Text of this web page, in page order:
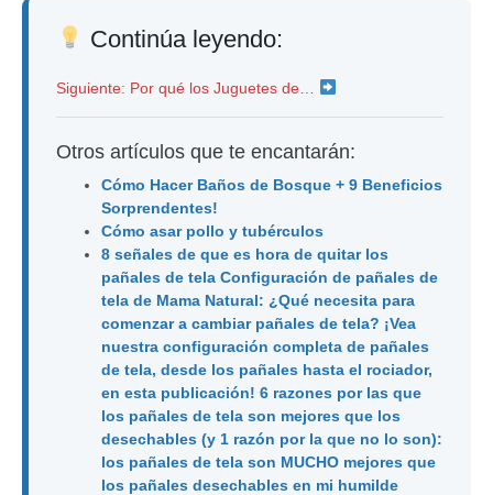
Continúa leyendo:
Siguiente: Por qué los Juguetes de…
Otros artículos que te encantarán:
Cómo Hacer Baños de Bosque + 9 Beneficios
Sorprendentes!
Cómo asar pollo y tubérculos
8 señales de que es hora de quitar los
pañales de tela Configuración de pañales de
tela de Mama Natural: ¿Qué necesita para
comenzar a cambiar pañales de tela? ¡Vea
nuestra configuración completa de pañales
de tela, desde los pañales hasta el rociador,
en esta publicación! 6 razones por las que
los pañales de tela son mejores que los
desechables (y 1 razón por la que no lo son):
los pañales de tela son MUCHO mejores que
los pañales desechables en mi humilde